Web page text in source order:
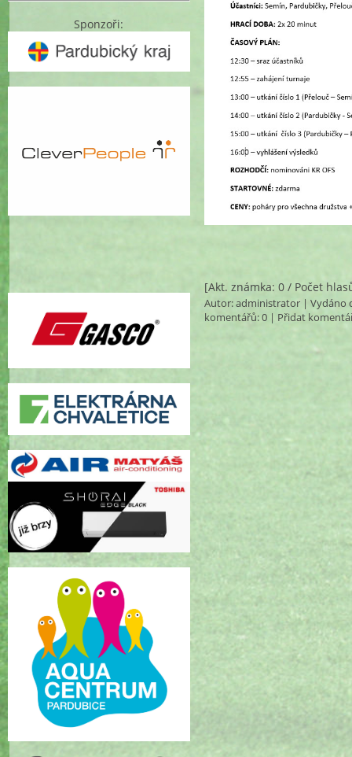
Sponzoři:
[Akt. známka: 0 / Počet
Autor:administrator| Vydáno
komentářů: 0 | Přidat